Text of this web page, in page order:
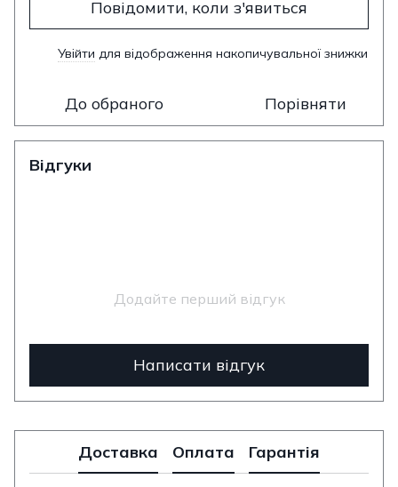
Повідомити, коли з'явиться
Увійти для відображення накопичувальної знижки
До обраного Порівняти
Відгуки
Додайте перший відгук
Написати відгук
Доставка Оплата Гарантія